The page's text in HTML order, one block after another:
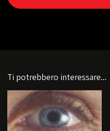
Ti potrebbero interessare...